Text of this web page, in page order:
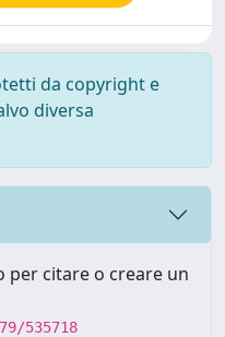
da copyright e
diversa
per citare o creare un
535718